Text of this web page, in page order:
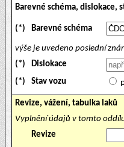
Barevné schéma, dislokace,
(*) Barevné schéma
výše je uvedeno poslední
(*)
Dislokace
(*)
Stav vozu
Revize, vážení, tabulka laků
Vyplnění údajů v tomto
Revize